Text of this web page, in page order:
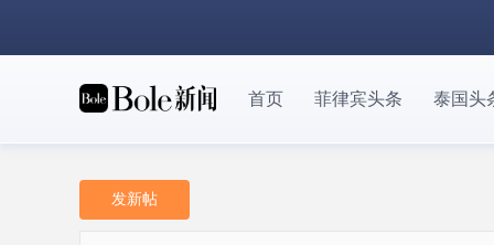
首页 菲律宾头条 泰国头
发新帖